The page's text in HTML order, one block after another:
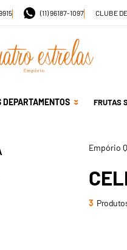
(11) 96187-1097 CLUBE
DEPARTAMENTOS FRUTAS
3